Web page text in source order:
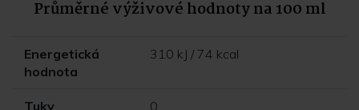
Průměrné výživové hodnoty na 100 ml
Energetická
hodnota
310 kJ / 74 kcal
Tuky
0